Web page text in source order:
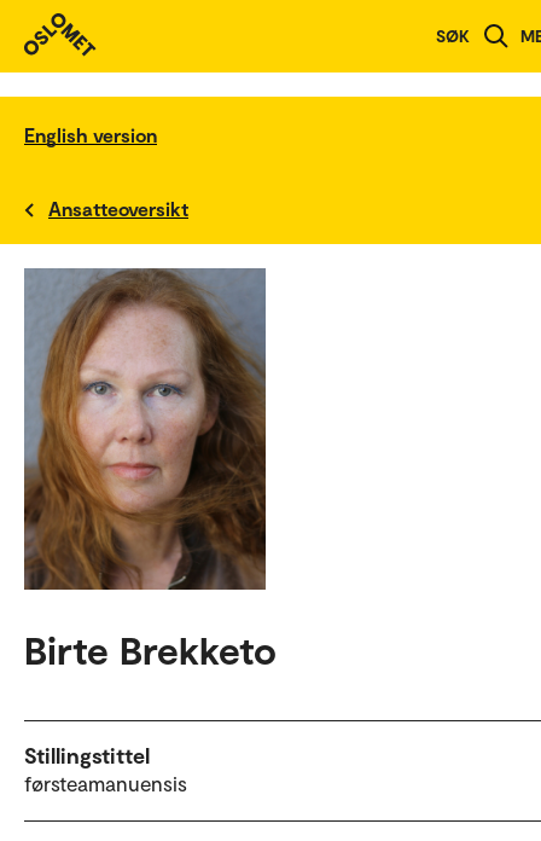
SØK
English version
Ansatteoversikt
Birte Brekketo
Stillingstittel
førsteamanuensis